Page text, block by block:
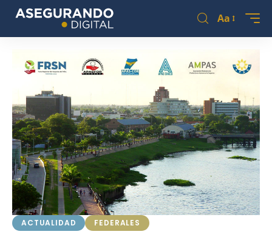
Aa
ACTUALIDAD FEDERALES